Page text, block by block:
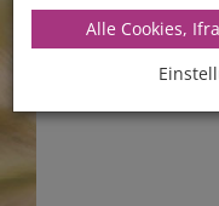
Alle Cookies,